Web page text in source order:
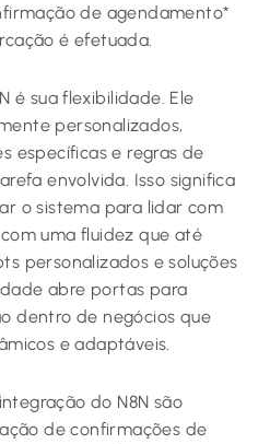
de agendamento*
é efetuada.
é sua flexibilidade. Ele
personalizados,
específicas e regras de
envolvida. Isso significa
o sistema para lidar com
uma fluidez que até
personalizados e soluções
abre portas para
dentro de negócios que
e adaptáveis.
do N8N são
de confirmações de